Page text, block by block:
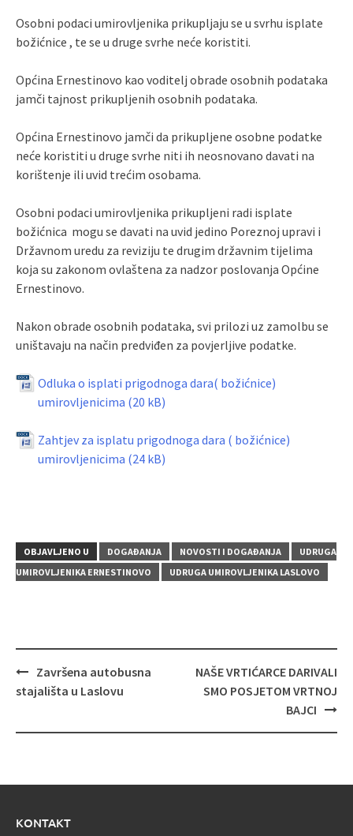
Osobni podaci umirovljenika prikupljaju se u svrhu isplate
božićnice , te se u druge svrhe neće koristiti.
Općina Ernestinovo kao voditelj obrade osobnih podataka
jamči tajnost prikupljenih osobnih podataka.
Općina Ernestinovo jamči da prikupljene osobne podatke
neće koristiti u druge svrhe niti ih neosnovano davati na
korištenje ili uvid trećim osobama.
Osobni podaci umirovljenika prikupljeni radi isplate
božićnica mogu se davati na uvid jedino Poreznoj upravi i
Državnom uredu za reviziju te drugim državnim tijelima
koja su zakonom ovlaštena za nadzor poslovanja Općine
Ernestinovo.
Nakon obrade osobnih podataka, svi prilozi uz zamolbu se
uništavaju na način predviđen za povjerljive podatke.
Odluka o isplati prigodnoga dara( božićnice)
umirovljenicima
Zahtjev za isplatu prigodnoga dara ( božićnice)
umirovljenicima
OBJAVLJENO U DOGAĐANJA NOVOSTI I DOGAĐANJA
UDRUGA
UMIROVLJENIKA ERNESTINOVO
UDRUGA UMIROVLJENIKA LASLOVO
Navigacija
objava
Završena autobusna
stajališta u Laslovu
NAŠE VRTIĆARCE DARIVALI
SMO POSJETOM VRTNOJ
BAJCI
KONTAKT